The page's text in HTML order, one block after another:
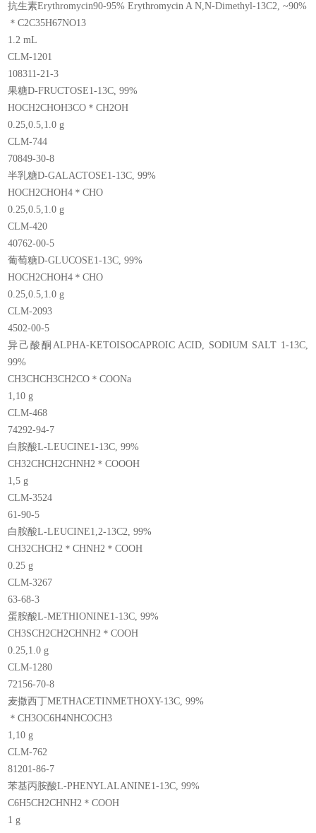
抗生素Erythromycin90-95% Erythromycin A N,N-Dimethyl-13C2, ~90%
＊C2C35H67NO13
1.2 mL
CLM-1201
108311-21-3
果糖D-FRUCTOSE1-13C, 99%
HOCH2CHOH3CO＊CH2OH
0.25,0.5,1.0 g
CLM-744
70849-30-8
半乳糖D-GALACTOSE1-13C, 99%
HOCH2CHOH4＊CHO
0.25,0.5,1.0 g
CLM-420
40762-00-5
葡萄糖D-GLUCOSE1-13C, 99%
HOCH2CHOH4＊CHO
0.25,0.5,1.0 g
CLM-2093
4502-00-5
异己酸酮ALPHA-KETOISOCAPROIC ACID, SODIUM SALT 1-13C,
99%
CH3CHCH3CH2CO＊COONa
1,10 g
CLM-468
74292-94-7
白胺酸L-LEUCINE1-13C, 99%
CH32CHCH2CHNH2＊COOOH
1,5 g
CLM-3524
61-90-5
白胺酸L-LEUCINE1,2-13C2, 99%
CH32CHCH2＊CHNH2＊COOH
0.25 g
CLM-3267
63-68-3
蛋胺酸L-METHIONINE1-13C, 99%
CH3SCH2CH2CHNH2＊COOH
0.25,1.0 g
CLM-1280
72156-70-8
麦撒西丁METHACETINMETHOXY-13C, 99%
＊CH3OC6H4NHCOCH3
1,10 g
CLM-762
81201-86-7
苯基丙胺酸L-PHENYLALANINE1-13C, 99%
C6H5CH2CHNH2＊COOH
1 g